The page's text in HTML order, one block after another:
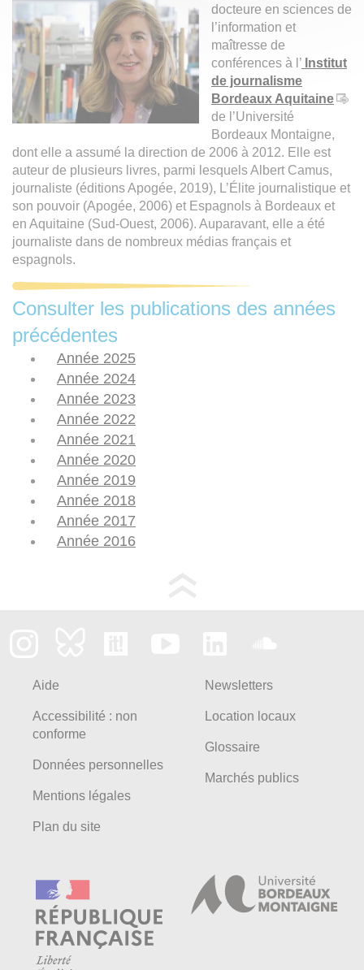
docteure en sciences de
l’information et
maîtresse de
conférences à l’ Institut
de journalisme
Bordeaux Aquitaine
de l’Université
Bordeaux Montaigne,
dont elle a assumé la direction de 2006 à 2012. Elle est
auteur de plusieurs livres, parmi lesquels Albert Camus,
journaliste (éditions Apogée, 2019), L’Élite journalistique et
son pouvoir (Apogée, 2006) et Espagnols à Bordeaux et
en Aquitaine (Sud-Ouest, 2006). Auparavant, elle a été
journaliste dans de nombreux médias français et
espagnols.
Consulter les publications des années
précédentes
Année 2025
Année 2024
Année 2023
Année 2022
Année 2021
Année 2020
Année 2019
Année 2018
Année 2017
Année 2016
Aide
Accessibilité : non
conforme
Données personnelles
Mentions légales
Plan du site
Newsletters
Location locaux
Glossaire
Marchés publics